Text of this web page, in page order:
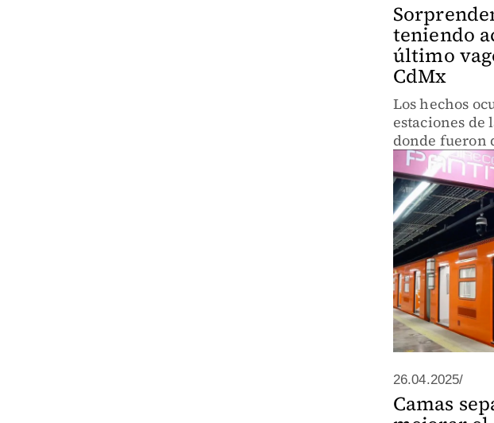
teniendo
último
CdMx
Los hechos
estaciones de
donde fueron
26.04.2025/
Camas